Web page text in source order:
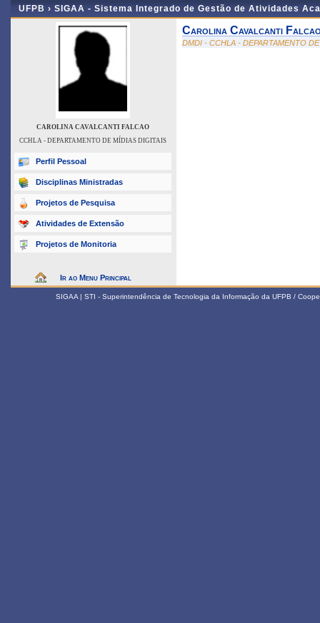
UFPB › SIGAA - Sistema Integrado de Gestão de Atividades
CAROLINA CAVALCANTI FALCAO
CCHLA - DEPARTAMENTO DE MÍDIAS DIGITAIS
Perfil Pessoal
Disciplinas Ministradas
Projetos de Pesquisa
Atividades de Extensão
Projetos de Monitoria
Ir ao Menu Principal
Carolina Cavalcanti
DMDI - CCHLA - DEPARTAMENTO
SIGAA | STI - Superintendência de Tecnologia da Informação da UFPB /